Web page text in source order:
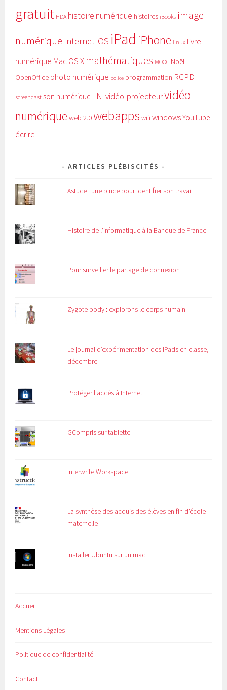
gratuit HDA histoire numérique histoires iBooks image
numérique InternetiOS iPad iPhone linux livre
numérique Mac OS X mathématiques MOOC Noël
OpenOffice photo numérique police programmation RGPD
screencast son numériqueTNi vidéo-projecteurvidéo
numérique web 2.0webapps wifi windowsYouTube
écrire
ARTICLES PLÉBISCITÉS
Astuce : une pince pour identifier son travail
Histoire de l'informatique à la Banque de France
Pour surveiller le partage de connexion
Zygote body : explorons le corps humain
Le journal d’expérimentation des iPads en classe,
décembre
Protéger l'accès à Internet
GCompris sur tablette
Interwrite Workspace
La synthèse des acquis des élèves en fin d'école
maternelle
Installer Ubuntu sur un mac
Accueil
Mentions Légales
Politique de confidentialité
Contact